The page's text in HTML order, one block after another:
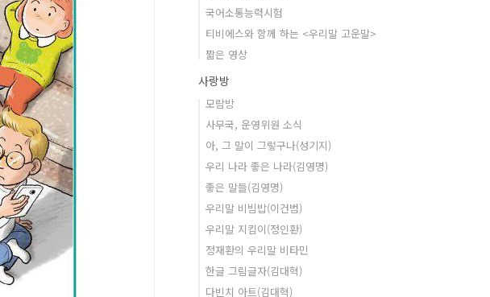
국어소통능력시험
티비에스와 함께 하는 <우리말 고운말>
짧은 영상
사랑방
모람방
사무국, 운영위원 소식
아, 그 말이 그렇구나(성기지)
우리 나라 좋은 나라(김영명)
좋은 말들(김영명)
우리말 비빔밥(이건범)
우리말 지킴이(정인환)
정재환의 우리말 비타민
한글 그림글자(김대혁)
다빈치 아트(김대혁)